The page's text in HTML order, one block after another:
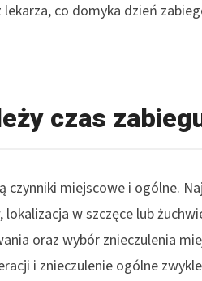
lekarza, co domyka dzień
czas
czynniki miejscowe i ogólne.
w szczęce lub
oraz wybór znieczulenia
i znieczulenie ogólne